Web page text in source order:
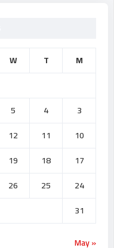
M
T
W
3
4
5
10
11
12
17
18
19
24
25
26
31
« May